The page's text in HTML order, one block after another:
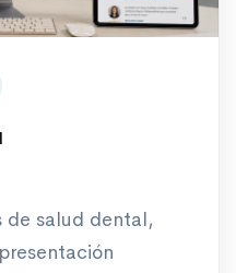
de salud dental,